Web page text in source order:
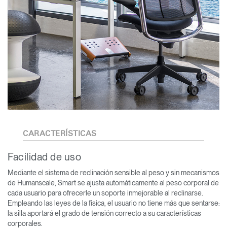
CARACTERÍSTICAS
Facilidad de uso
Mediante el sistema de reclinación sensible al peso y sin mecanismos
de Humanscale, Smart se ajusta automáticamente al peso corporal de
cada usuario para ofrecerle un soporte inmejorable al reclinarse.
Empleando las leyes de la física, el usuario no tiene más que sentarse:
la silla aportará el grado de tensión correcto a su características
corporales.